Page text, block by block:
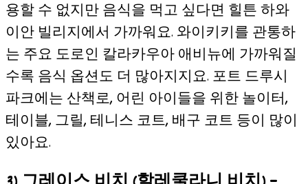
용할 수 없지만 음식을 먹고 싶다면 힐튼 하와
이안 빌리지에서 가까워요. 와이키키를 관통하
는 주요 도로인 칼라카우아 애비뉴에 가까워질
수록 음식 옵션도 더 많아지지요. 포트 드루시
파크에는 산책로, 어린 아이들을 위한 놀이터,
테이블, 그릴, 테니스 코트, 배구 코트 등이 많이
있아요.